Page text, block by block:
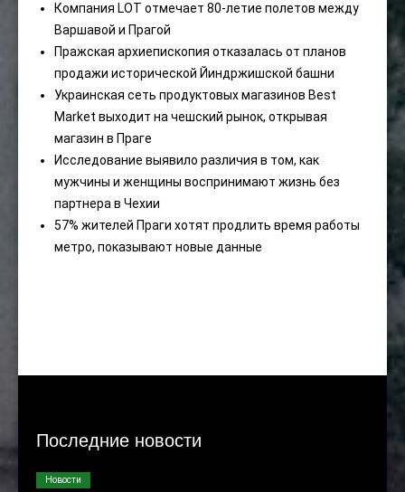
Компания LOT отмечает 80-летие полетов между
Варшавой и Прагой
Пражская архиепископия отказалась от планов
продажи исторической Йиндржишской башни
Украинская сеть продуктовых магазинов Best
Market выходит на чешский рынок, открывая
магазин в Праге
Исследование выявило различия в том, как
мужчины и женщины воспринимают жизнь без
партнера в Чехии
57% жителей Праги хотят продлить время работы
метро, ​​показывают новые данные
Последние новости
Новости